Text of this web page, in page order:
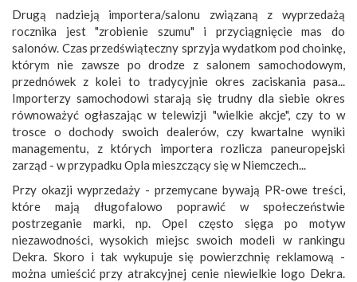
Drugą nadzieją importera/salonu związaną z wyprzedażą
rocznika jest "zrobienie szumu" i przyciągnięcie mas do
salonów. Czas przedświąteczny sprzyja wydatkom pod choinkę,
którym nie zawsze po drodze z salonem samochodowym,
przednówek z kolei to tradycyjnie okres zaciskania pasa...
Importerzy samochodowi starają się trudny dla siebie okres
równoważyć ogłaszając w telewizji "wielkie akcje", czy to w
trosce o dochody swoich dealerów, czy kwartalne wyniki
managementu, z których importera rozlicza paneuropejski
zarząd - w przypadku Opla mieszczący się w Niemczech...
Przy okazji wyprzedaży - przemycane bywają PR-owe treści,
które mają długofalowo poprawić w społeczeństwie
postrzeganie marki, np. Opel często sięga po motyw
niezawodności, wysokich miejsc swoich modeli w rankingu
Dekra. Skoro i tak wykupuje się powierzchnię reklamową -
można umieścić przy atrakcyjnej cenie niewielkie logo Dekra.